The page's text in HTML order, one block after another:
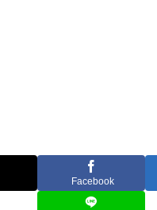
Facebook